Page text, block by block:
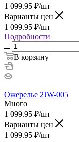
1 099.95 ₽/шт
Варианты цен
1 099.95 ₽/шт
Подробности
В корзину
Ожерелье 2JW-005
Много
1 099.95 ₽/шт
Варианты цен
1 099.95 ₽/шт